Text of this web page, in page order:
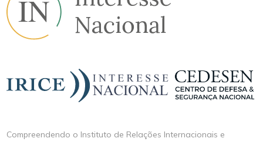
Compreendendo o Instituto de Relações Internacionais e